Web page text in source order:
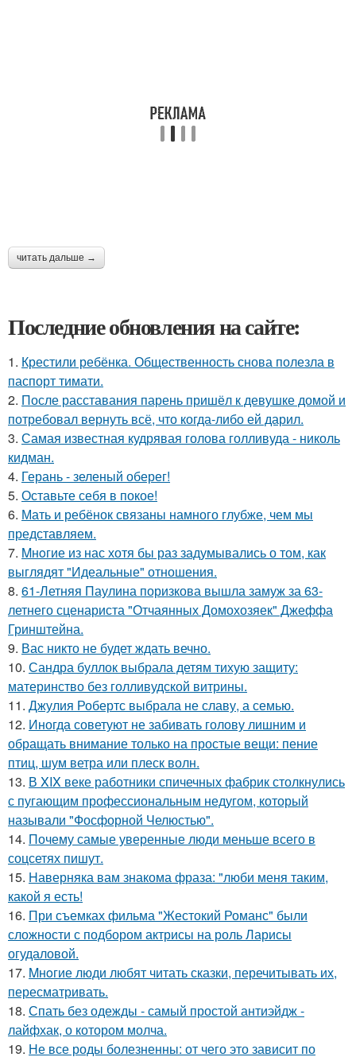
читать дальше →
Последние обновления на сайте:
1. Крестили ребёнка. Общественность снова полезла в
паспорт тимати.
2. После расставания парень пришёл к девушке домой и
потребовал вернуть всё, что когда-либо ей дарил.
3. Самая известная кудрявая голова голливуда - николь
кидман.
4. Герань - зеленый оберег!
5. Оставьте себя в покое!
6. Мать и ребёнок связаны намного глубже, чем мы
представляем.
7. Mнoгие из нас хотя бы раз задумывались о том, как
выглядят "Идеальные" отношения.
8. 61-Летняя Паулина поризкова вышла замуж за 63-
летнего сценариста "Отчаянных Домохозяек" Джеффа
Гринштейна.
9. Вас никто не будет ждать вечно.
10. Сандра буллок выбрала детям тихую защиту:
материнство без голливудской витрины.
11. Джулия Робертс выбрала не славу, а семью.
12. Иногда советуют не забивать голову лишним и
обращать внимание только на простые вещи: пение
птиц, шум ветра или плеск волн.
13. В XIX веке работники спичечных фабрик столкнулись
с пугающим профессиональным недугом, который
называли "Фосфорной Челюстью".
14. Почему самые уверенные люди меньше всего в
соцсетях пишут.
15. Hаверняка вам знакома фраза: "люби меня таким,
какой я есть!
16. При съемках фильма "Жестокий Романс" были
сложности с подбором актрисы на роль Ларисы
огудаловой.
17. Mнoгие люди любят читать сказки, перечитывать их,
пересматривать.
18. Спать без одежды - самый простой антиэйдж -
лайфхак, о котором молча.
19. Не все роды болезненны: от чего это зависит по